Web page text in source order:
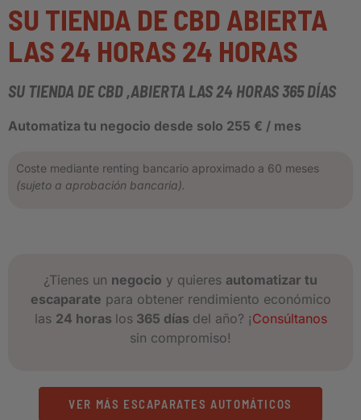
SU TIENDA DE CBD ABIERTA
LAS 24 HORAS 24 HORAS
SU TIENDA DE CBD ,ABIERTA LAS 24 HORAS 365 DÍAS
Automatiza tu negocio desde solo 255 € / mes
Coste mediante renting bancario aproximado a 60 meses
(sujeto a aprobación bancaria).
¿Tienes un negocio y quieres automatizar tu
escaparate para obtener rendimiento económico
las 24 horas los365 días del año? ¡Consúltanos
sin compromiso!
VER MÁS ESCAPARATES AUTOMÁTICOS